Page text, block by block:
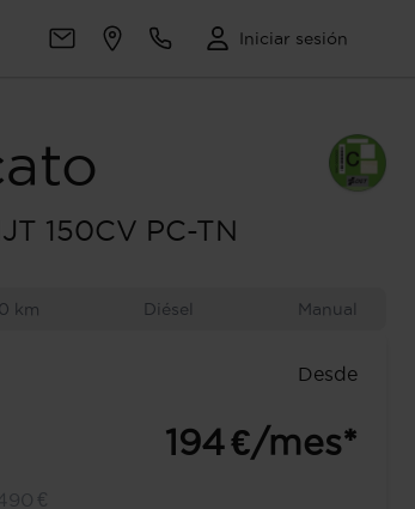
Iniciar sesión
150CV PC-TN
km Diésel Manual
Desde
194 €/mes*
€